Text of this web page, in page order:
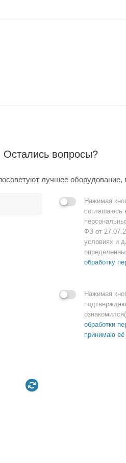
Остались вопросы?
лучшее оборудование,
Нажимая
соглашаюсь
ФЗ от
условиях и
обработку
Нажимая
обработки
принимаю её